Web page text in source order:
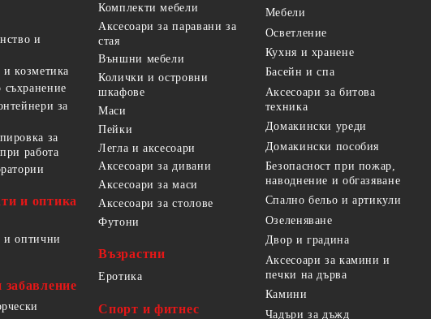
и
козметика
за
за
работа
и оптика
и оптични
забавление
Комплекти мебели
Аксесоари за паравани за
стая
Външни мебели
Колички и островни
шкафове
Маси
Пейки
Легла и аксесоари
Аксесоари за дивани
Аксесоари за маси
Аксесоари за столове
Футони
Възрастни
Еротика
Спорт и фитнес
Мебели
Осветление
Кухня и хранене
Басейн и спа
Аксесоари за битова
техника
Домакински уреди
Домакински пособия
Безопасност при пожар,
наводнение и обгазяване
Спално бельо и артикули
Озеленяване
Двор и градина
Аксесоари за камини и
печки на дърва
Камини
Чадъри за дъжд